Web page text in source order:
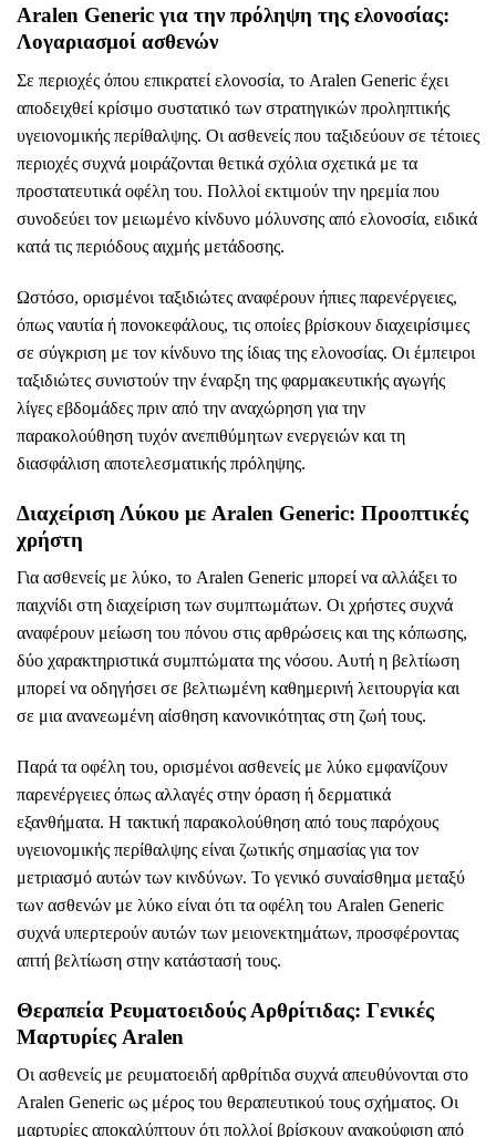
Aralen Generic για την πρόληψη της ελονοσίας:
Λογαριασμοί ασθενών
Σε περιοχές όπου επικρατεί ελονοσία, το Aralen Generic έχει
αποδειχθεί κρίσιμο συστατικό των στρατηγικών προληπτικής
υγειονομικής περίθαλψης. Οι ασθενείς που ταξιδεύουν σε τέτοιες
περιοχές συχνά μοιράζονται θετικά σχόλια σχετικά με τα
προστατευτικά οφέλη του. Πολλοί εκτιμούν την ηρεμία που
συνοδεύει τον μειωμένο κίνδυνο μόλυνσης από ελονοσία, ειδικά
κατά τις περιόδους αιχμής μετάδοσης.
Ωστόσο, ορισμένοι ταξιδιώτες αναφέρουν ήπιες παρενέργειες,
όπως ναυτία ή πονοκεφάλους, τις οποίες βρίσκουν διαχειρίσιμες
σε σύγκριση με τον κίνδυνο της ίδιας της ελονοσίας. Οι έμπειροι
ταξιδιώτες συνιστούν την έναρξη της φαρμακευτικής αγωγής
λίγες εβδομάδες πριν από την αναχώρηση για την
παρακολούθηση τυχόν ανεπιθύμητων ενεργειών και τη
διασφάλιση αποτελεσματικής πρόληψης.
Διαχείριση Λύκου με Aralen Generic: Προοπτικές
χρήστη
Για ασθενείς με λύκο, το Aralen Generic μπορεί να αλλάξει το
παιχνίδι στη διαχείριση των συμπτωμάτων. Οι χρήστες συχνά
αναφέρουν μείωση του πόνου στις αρθρώσεις και της κόπωσης,
δύο χαρακτηριστικά συμπτώματα της νόσου. Αυτή η βελτίωση
μπορεί να οδηγήσει σε βελτιωμένη καθημερινή λειτουργία και
σε μια ανανεωμένη αίσθηση κανονικότητας στη ζωή τους.
Παρά τα οφέλη του, ορισμένοι ασθενείς με λύκο εμφανίζουν
παρενέργειες όπως αλλαγές στην όραση ή δερματικά
εξανθήματα. Η τακτική παρακολούθηση από τους παρόχους
υγειονομικής περίθαλψης είναι ζωτικής σημασίας για τον
μετριασμό αυτών των κινδύνων. Το γενικό συναίσθημα μεταξύ
των ασθενών με λύκο είναι ότι τα οφέλη του Aralen Generic
συχνά υπερτερούν αυτών των μειονεκτημάτων, προσφέροντας
απτή βελτίωση στην κατάστασή τους.
Θεραπεία Ρευματοειδούς Αρθρίτιδας: Γενικές
Μαρτυρίες Aralen
Οι ασθενείς με ρευματοειδή αρθρίτιδα συχνά απευθύνονται στο
Aralen Generic ως μέρος του θεραπευτικού τους σχήματος. Οι
μαρτυρίες αποκαλύπτουν ότι πολλοί βρίσκουν ανακούφιση από